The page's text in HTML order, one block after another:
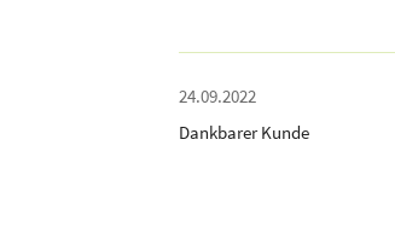
24.09.2022
Dankbarer Kunde